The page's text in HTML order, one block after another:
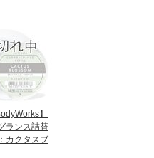
】
ランス詰替
カクタスブ